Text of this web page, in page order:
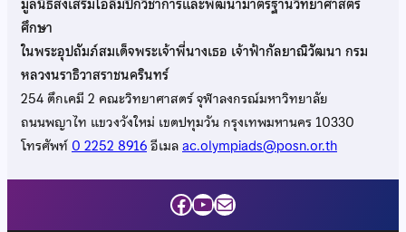
มูลนิธิส่งเสริมโอลิมปิกวิชาการและพัฒนามาตรฐานวิทยาศาสตร์
ศึกษา
ในพระอุปถัมภ์สมเด็จพระเจ้าพี่นางเธอ เจ้าฟ้ากัลยาณิวัฒนา กรม
หลวงนราธิวาสราชนครินทร์
254 ตึกเคมี 2 คณะวิทยาศาสตร์ จุฬาลงกรณ์มหาวิทยาลัย
ถนนพญาไท แขวงวังใหม่ เขตปทุมวัน กรุงเทพมหานคร 10330
โทรศัพท์0 2252 8916อีเมลac.olympiads@posn.or.th
Facebook
YouTube
Mail